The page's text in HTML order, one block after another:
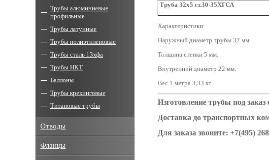
Труба 32х5 ст.30-35ХГСА
Характеристики:
Наружный диаметр трубы 32 мм.
Толщина стенки 5 мм.
Внутренний диаметр 22 мм.
Вес 1 метра 3,33 кг.
Изготовление трубы под заказ
Доставка до транспортных
Для заказа звоните: +7(495)
Трубы алюминиевые
профильные
Трубы латунные
Трубы полиэтиленовые
Трубы сталь 13хфа
Трубы НКТ
Баллоны
Трубы крекинговые
Титановые трубы
Отводы
Фланцы